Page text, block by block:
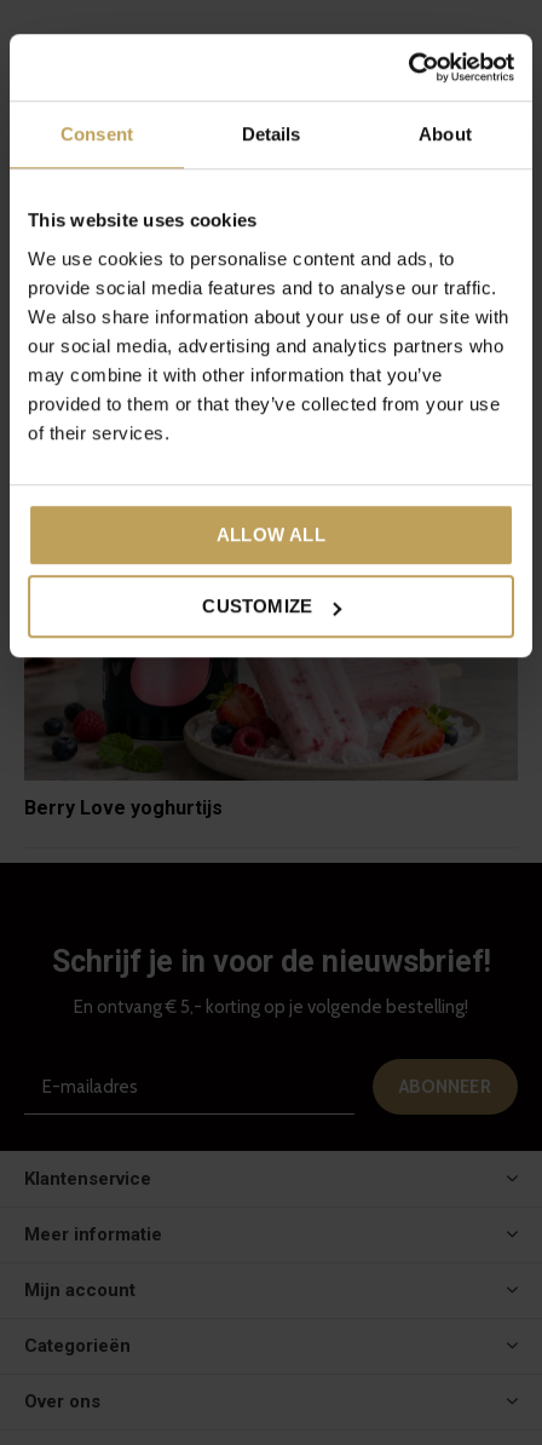
Consent Details About
This website uses cookies
We use cookies to personalise content and ads, to
provide social media features and to analyse our traffic.
We also share information about your use of our site with
our social media, advertising and analytics partners who
may combine it with other information that you’ve
provided to them or that they’ve collected from your use
of their services.
ALLOW ALL
CUSTOMIZE
Tags
Recente artikelen
Het laatste nieuws op ons blog
Berry Love yoghurtijs
Schrijf je in voor de nieuwsbrief!
En ontvang € 5,- korting op je volgende bestelling!
ABONNEER
Klantenservice
Meer informatie
Mijn account
Categorieën
Over ons